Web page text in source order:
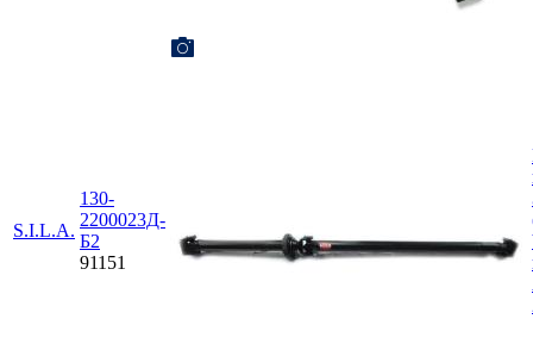
S.I.L.A.
130-
2200023Д-
Б2
91151